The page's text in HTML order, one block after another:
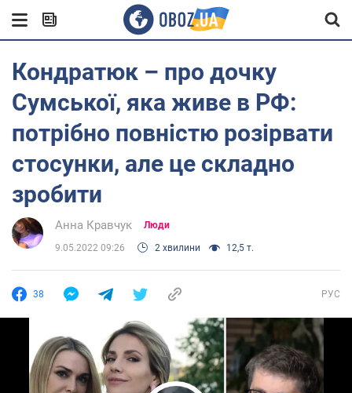
Кондратюк – про дочку
Сумської, яка живе в РФ:
потрібно повністю розірвати
стосунки, але це складно
зробити
Анна Кравчук Люди
9.05.2022 09:26 2 хвилини 12,5 т.
38 РУС